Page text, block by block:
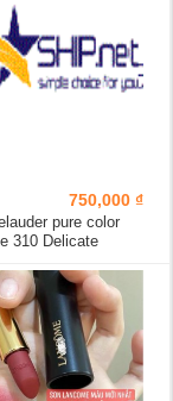
750,000 ₫
pure color
310 Delicate